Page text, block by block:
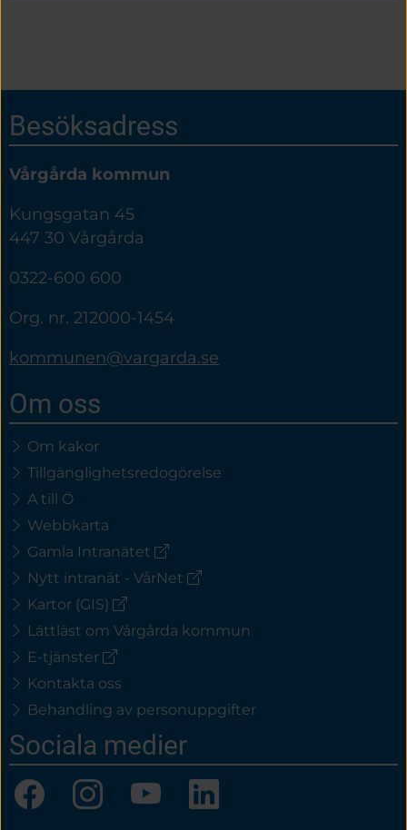
Sidfot
Besöksadress
Vårgårda kommun
Kungsgatan 45
447 30 Vårgårda
0322-600 600
Org. nr. 212000-1454
kommunen@vargarda.se
Om oss
Om kakor
Tillgänglighetsredogörelse
A till Ö
Webbkarta
Gamla Intranätet (extern
Nytt intranät - VårNet (extern
Kartor (GIS) (extern
länk)
Lättläst om Vårgårda kommun
E-tjänster (extern
Kontakta oss
Behandling av personuppgifter
Sociala medier
FacebookInstagramYouTubeLinkedIn